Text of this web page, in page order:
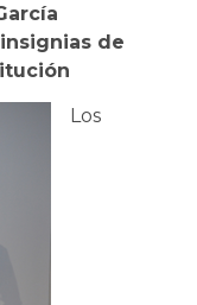
de
Los